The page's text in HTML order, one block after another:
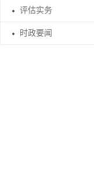
评估实务
时政要闻